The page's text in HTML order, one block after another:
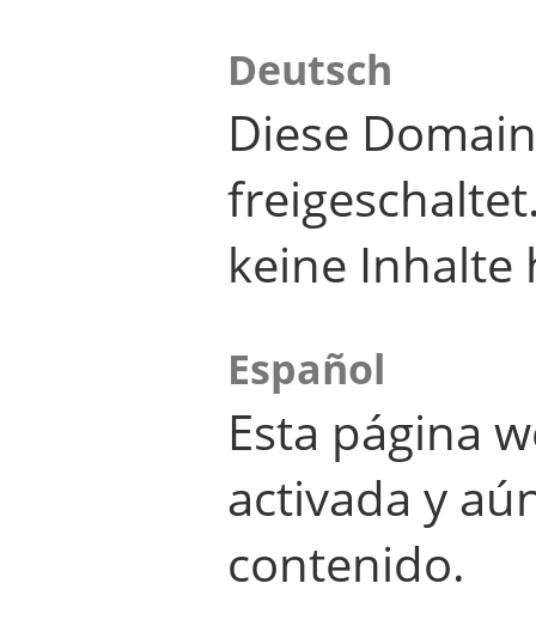
Deutsch
Diese
keine Inhalte
Español
Esta página
activada y
contenido.